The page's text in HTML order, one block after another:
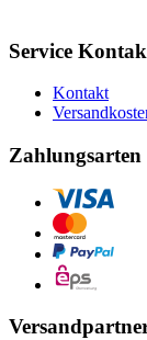
Service
Kontakt
Zahlungsarten